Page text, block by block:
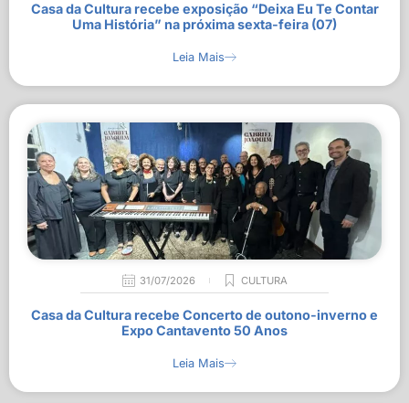
Casa da Cultura recebe exposição “Deixa Eu Te Contar
Uma História” na próxima sexta-feira (07)
Leia Mais
31/07/2026 CULTURA
Casa da Cultura recebe Concerto de outono-inverno e
Expo Cantavento 50 Anos
Leia Mais